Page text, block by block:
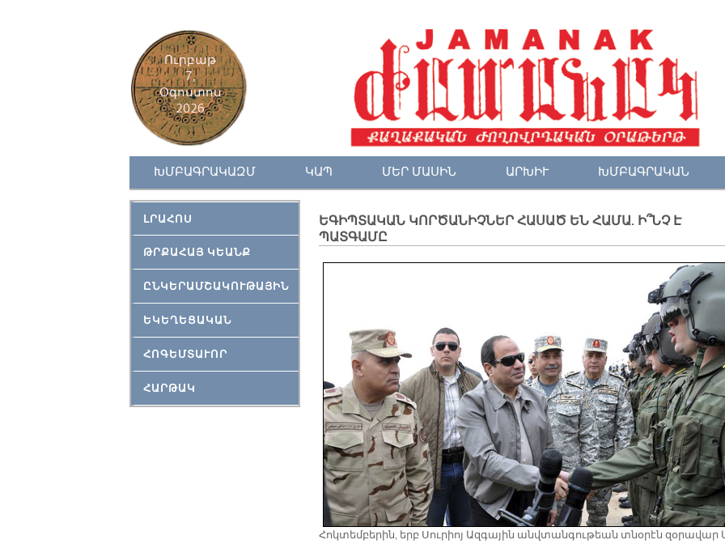
Ուրբաթ
7,
Օգոստոս
2026
ԽՄԲԱԳՐԱԿԱԶՄ ԿԱՊ ՄԵՐ ՄԱՍԻՆ ԱՐԽԻՒ ԽՄԲԱԳՐԱԿԱՆ
ԼՐԱՀՈՍ
ԹՐՔԱՀԱՅ ԿԵԱՆՔ
ԸՆԿԵՐԱՄՇԱԿՈՒԹԱՅԻՆ
ԵԿԵՂԵՑԱԿԱՆ
ՀՈԳԵՄՏԱՒՈՐ
ՀԱՐԹԱԿ
ԵԳԻՊՏԱԿԱՆ ԿՈՐԾԱՆԻՉՆԵՐ ՀԱՍԱԾ ԵՆ ՀԱՄԱ. Ի՞ՆՉ Է
ՊԱՏԳԱՄԸ
Հոկ­տեմ­բե­րին, երբ Սու­րիոյ Ազ­գա­յին անվ­տան­գու­թեա­ն տնօ­րէն զօ­րա­վար